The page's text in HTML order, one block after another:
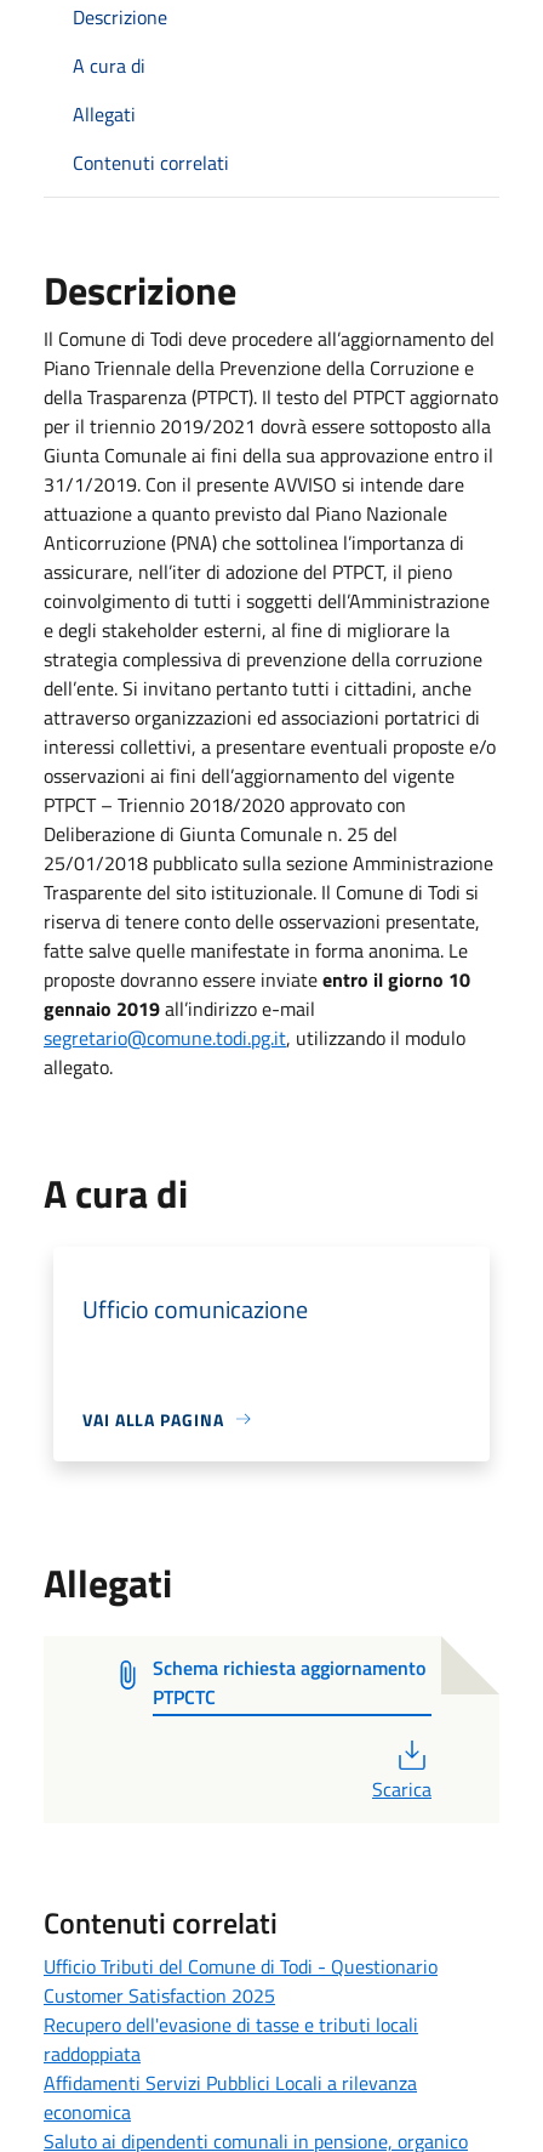
Descrizione
A cura di
Allegati
Contenuti correlati
Descrizione
Il Comune di Todi deve procedere all’aggiornamento del
Piano Triennale della Prevenzione della Corruzione e
della Trasparenza (PTPCT). Il testo del PTPCT aggiornato
per il triennio 2019/2021 dovrà essere sottoposto alla
Giunta Comunale ai fini della sua approvazione entro il
31/1/2019. Con il presente AVVISO si intende dare
attuazione a quanto previsto dal Piano Nazionale
Anticorruzione (PNA) che sottolinea l’importanza di
assicurare, nell’iter di adozione del PTPCT, il pieno
coinvolgimento di tutti i soggetti dell’Amministrazione
e degli stakeholder esterni, al fine di migliorare la
strategia complessiva di prevenzione della corruzione
dell’ente. Si invitano pertanto tutti i cittadini, anche
attraverso organizzazioni ed associazioni portatrici di
interessi collettivi, a presentare eventuali proposte e/o
osservazioni ai fini dell’aggiornamento del vigente
PTPCT – Triennio 2018/2020 approvato con
Deliberazione di Giunta Comunale n. 25 del
25/01/2018 pubblicato sulla sezione Amministrazione
Trasparente del sito istituzionale. Il Comune di Todi si
riserva di tenere conto delle osservazioni presentate,
fatte salve quelle manifestate in forma anonima. Le
proposte dovranno essere inviateentro il giorno 10
gennaio 2019all’indirizzo e-mail
segretario@comune.todi.pg.it, utilizzando il modulo
allegato.
A cura di
Ufficio comunicazione
VAI ALLA PAGINA
Allegati
Schema richiesta aggiornamento
PTPCTC
Scarica
Contenuti correlati
Ufficio Tributi del Comune di Todi - Questionario
Customer Satisfaction 2025
Recupero dell'evasione di tasse e tributi locali
raddoppiata
Affidamenti Servizi Pubblici Locali a rilevanza
economica
Saluto ai dipendenti comunali in pensione, organico